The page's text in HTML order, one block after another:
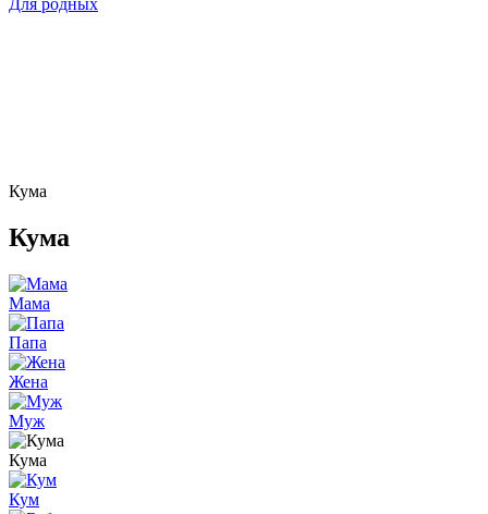
Для родных
Кума
Кума
Мама
Папа
Жена
Муж
Кума
Кум